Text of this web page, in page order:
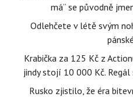
má“ se původně
Odlehčete v létě svým
Krabička za 125 Kč z
jindy stojí 10 000 Kč.
Rusko zjistilo, že éra